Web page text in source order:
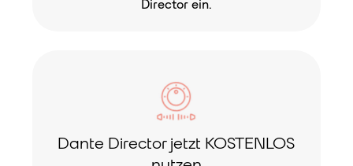
Director ein.
Dante Director jetzt KOSTENLOS